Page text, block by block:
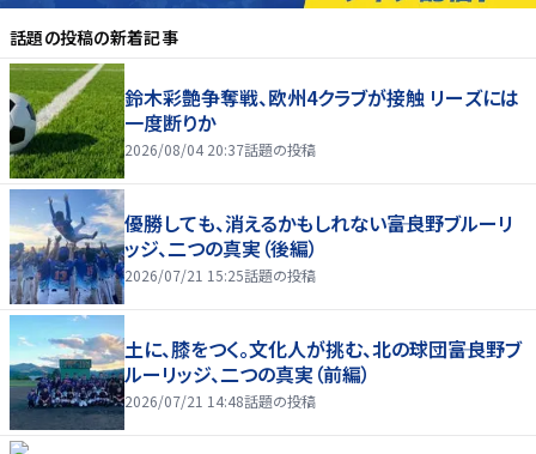
話題の投稿の新着記事
鈴木彩艶争奪戦、欧州4クラブが接触 リーズには
一度断りか
2026/08/04 20:37話題の投稿
優勝しても、消えるかもしれない――富良野ブルーリ
ッジ、二つの真実（後編）
2026/07/21 15:25話題の投稿
土に、膝をつく。文化人が挑む、北の球団――富良野ブ
ルーリッジ、二つの真実（前編）
2026/07/21 14:48話題の投稿